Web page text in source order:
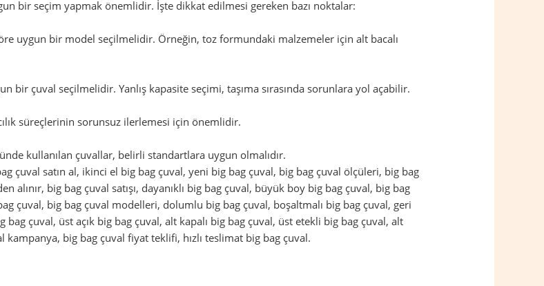
bir seçim yapmak önemlidir. İşte dikkat edilmesi gereken bazı noktalar:
uygun bir model seçilmelidir. Örneğin, toz formundaki malzemeler için alt bacalı
bir çuval seçilmelidir. Yanlış kapasite seçimi, taşıma sırasında sorunlara yol açabilir.
süreçlerinin sorunsuz ilerlemesi için önemlidir.
kullanılan çuvallar, belirli standartlara uygun olmalıdır.
çuval satın al, ikinci el big bag çuval, yeni big bag çuval, big bag çuval ölçüleri, big bag
alınır, big bag çuval satışı, dayanıklı big bag çuval, büyük boy big bag çuval, big bag
çuval, big bag çuval modelleri, dolumlu big bag çuval, boşaltmalı big bag çuval, geri
çuval, üst açık big bag çuval, alt kapalı big bag çuval, üst etekli big bag çuval, alt
big bag çuval fiyat teklifi, hızlı teslimat big bag çuval.